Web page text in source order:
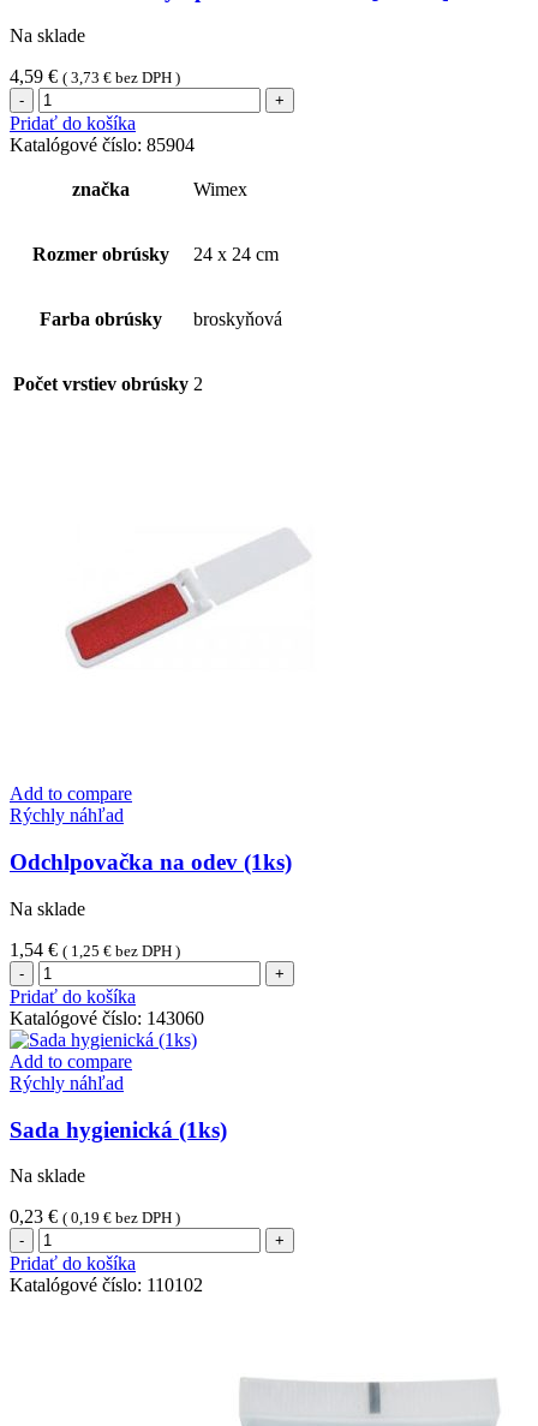
Na sklade
4,59 € ( 3,73 € bez DPH )
množstvo
Obrúsok
2vrstvý
apricot
cm
Pridať do košíka
Katalógové číslo: 85904
značka Wimex
Rozmer obrúsky 24 x 24 cm
Farba obrúsky broskyňová
Počet vrstiev obrúsky 2
Add to compare
Rýchly náhľad
Odchlpovačka na odev (1ks)
Na sklade
1,54 € ( 1,25 € bez DPH )
množstvo
Odchlpovačka
na
odev
(1ks)
Pridať do košíka
Katalógové číslo: 143060
Add to compare
Rýchly náhľad
Sada hygienická (1ks)
Na sklade
0,23 € ( 0,19 € bez DPH )
množstvo
Sada
hygienická
(1ks)
Pridať do košíka
Katalógové číslo: 110102